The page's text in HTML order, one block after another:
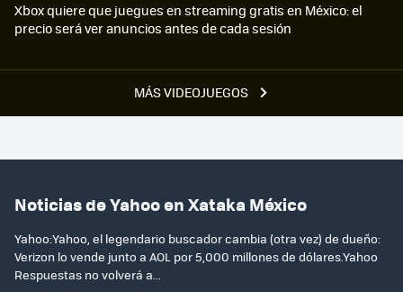
MÁS VIDEOJUEGOS
Xbox quiere que juegues en streaming gratis en México: el
precio será ver anuncios antes de cada sesión
Noticias de Yahoo en Xataka México
Yahoo:Yahoo, el legendario buscador cambia (otra vez) de dueño:
Verizon lo vende junto a AOL por 5,000 millones de dólares.Yahoo
Respuestas no volverá a...